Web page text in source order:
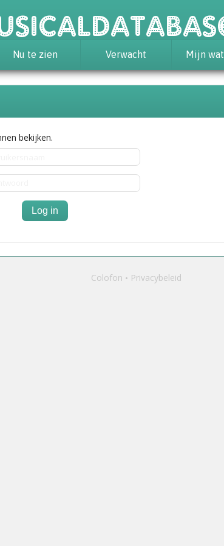
Nu te zien Verwacht Mijn
bekijken.
Log in
Colofon Privacybeleid